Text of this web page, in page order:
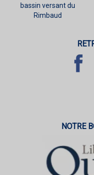
bassin versant du
Rimbaud
NOTRE